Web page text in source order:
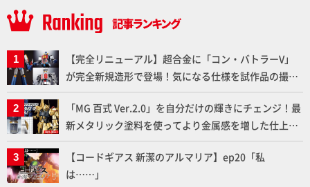
【完全リニューアル】超合金に「コン・バトラーV」
が完全新規造形で登場！気になる仕様を試作品の撮り
下ろしでご紹介!!さらに「大鉄人17」＆「ワンエイ
ト」セット情報もお届け！【超合金の魂】
「MG 百式 Ver.2.0」を自分だけの輝きにチェンジ！最
新メタリック塗料を使ってより金属感を増した仕上が
りに!!【試し読み】
【コードギアス 新潔のアルマリア】ep20「私
は……」